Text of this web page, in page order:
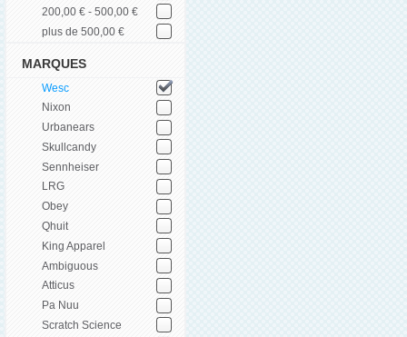
200,00 € - 500,00 €
plus de 500,00 €
MARQUES
Wesc
Nixon
Urbanears
Skullcandy
Sennheiser
LRG
Obey
Qhuit
King Apparel
Ambiguous
Atticus
Pa Nuu
Scratch Science